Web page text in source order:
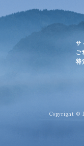
サ
ご
特
Copyright ©